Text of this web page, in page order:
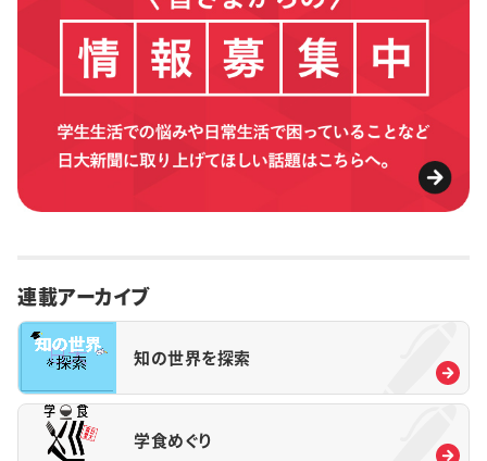
連載アーカイブ
知の世界を探索
学食めぐり